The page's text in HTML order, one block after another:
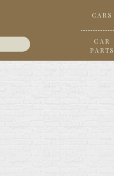
CARS
CAR
PARTS